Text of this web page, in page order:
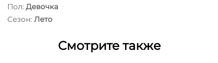
Пол: Девочка
Сезон: Лето
Смотрите также